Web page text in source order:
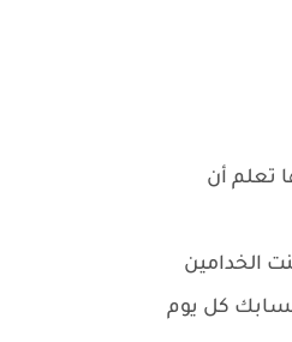
تعلم أن
الخدامين
كل يوم